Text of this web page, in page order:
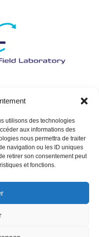
utilisons des technologies
aux informations des
nous permettra de traiter
navigation ou les ID uniques
retirer son consentement peut
et fonctions.